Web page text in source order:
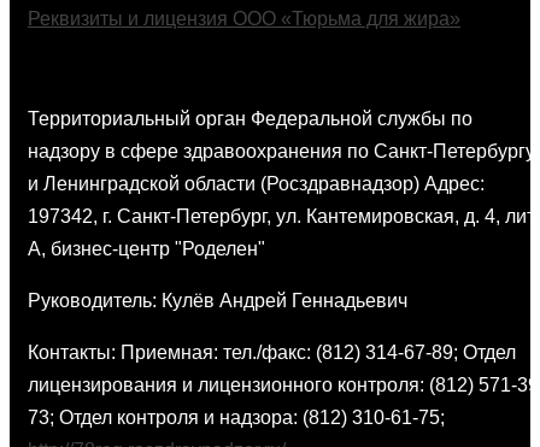
Реквизиты и лицензия ООО «Тюрьма для жира»
Территориальный орган Федеральной службы по
надзору в сфере здравоохранения по Санкт-Петербургу
и Ленинградской области (Росздравнадзор) Адрес:
197342, г. Санкт-Петербург, ул. Кантемировская, д. 4, лит.
А, бизнес-центр "Роделен"
Руководитель: Кулёв Андрей Геннадьевич
Контакты: Приемная: тел./факс: (812) 314-67-89; Отдел
лицензирования и лицензионного контроля: (812) 571-
73; Отдел контроля и надзора: (812) 310-61-75;